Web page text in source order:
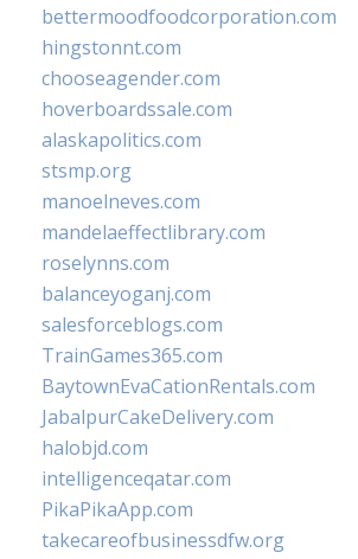
bettermoodfoodcorporation.com
hingstonnt.com
chooseagender.com
hoverboardssale.com
alaskapolitics.com
stsmp.org
manoelneves.com
mandelaeffectlibrary.com
roselynns.com
balanceyoganj.com
salesforceblogs.com
TrainGames365.com
BaytownEvaCationRentals.com
JabalpurCakeDelivery.com
halobjd.com
intelligenceqatar.com
PikaPikaApp.com
takecareofbusinessdfw.org